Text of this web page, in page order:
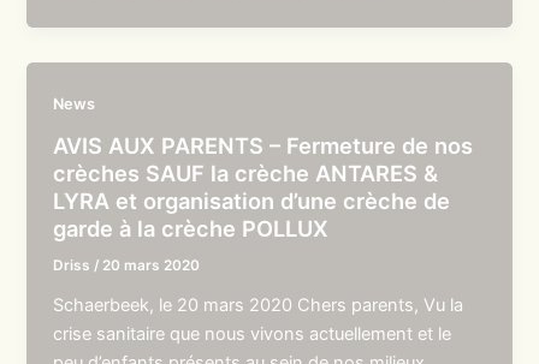
News
AVIS AUX PARENTS – Fermeture de nos
crèches SAUF la crèche ANTARES &
LYRA et organisation d’une crèche de
garde à la crèche POLLUX
Driss / 20 mars 2020
Schaerbeek, le 20 mars 2020 Chers parents, Vu la
crise sanitaire que nous vivons actuellement et le